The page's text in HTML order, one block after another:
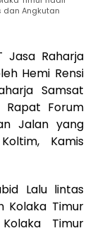
dan Angkutan
Jasa Raharja
Hemi Rensi
Samsat
Rapat Forum
Jalan yang
Kamis
Lalu lintas
Kolaka Timur
Timur